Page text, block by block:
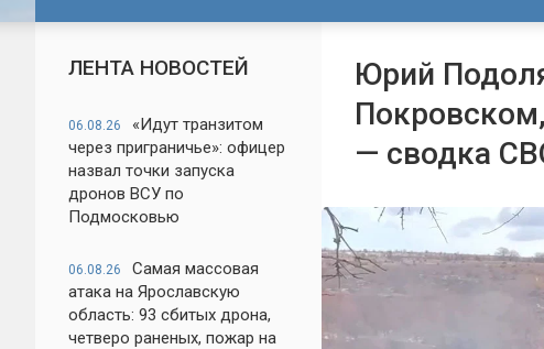
ЛЕНТА НОВОСТЕЙ
06.08.26
«Идут транзитом
через приграничье»: офицер
назвал точки запуска
дронов ВСУ по
Подмосковью
06.08.26
Самая массовая
атака на Ярославскую
область: 93 сбитых дрона,
четверо раненых, пожар на
Юрий
— сводка